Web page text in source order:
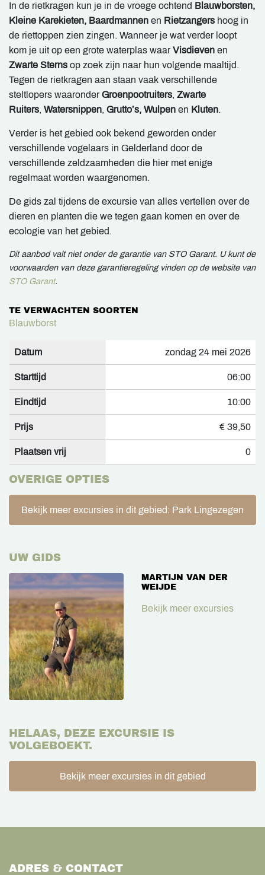
In de rietkragen kun je in de vroege ochtend Blauwborsten,
Kleine Karekieten, Baardmannen en Rietzangers hoog in
de riettoppen zien zingen. Wanneer je wat verder loopt
kom je uit op een grote waterplas waarVisdieven en
Zwarte Sterns op zoek zijn naar hun volgende maaltijd.
Tegen de rietkragen aan staan vaak verschillende
steltlopers waaronderGroenpootruiters, Zwarte
Ruiters, Watersnippen, Grutto’s, Wulpen en Kluten.
Verder is het gebied ook bekend geworden onder
verschillende vogelaars in Gelderland door de
verschillende zeldzaamheden die hier met enige
regelmaat worden waargenomen.
De gids zal tijdens de excursie van alles vertellen over de
dieren en planten die we tegen gaan komen en over de
ecologie van het gebied.
Dit aanbod valt niet onder de garantie van STO Garant. U kunt de
voorwaarden van deze garantieregeling vinden op de website van
STO Garant.
TE VERWACHTEN SOORTEN
Blauwborst
Datum zondag 24 mei 2026
Starttijd 06:00
Eindtijd 10:00
Prijs € 39,50
Plaatsen vrij 0
OVERIGE OPTIES
Bekijk meer excursies in dit gebied: Park Lingezegen
UW GIDS
MARTIJN VAN DER
WEIJDE
Bekijk meer excursies
HELAAS, DEZE EXCURSIE IS
VOLGEBOEKT.
Bekijk meer excursies in dit gebied
ADRES & CONTACT